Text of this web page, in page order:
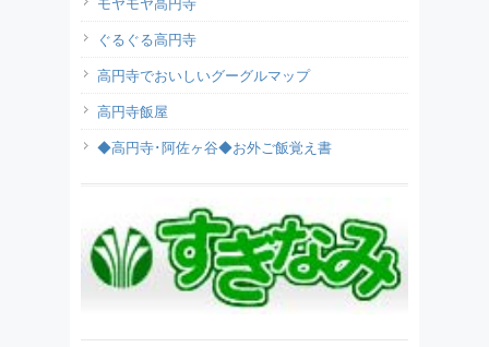
ぐるぐる高円寺
高円寺でおいしいグーグルマップ
高円寺飯屋
◆高円寺･阿佐ヶ谷◆お外ご飯覚え書